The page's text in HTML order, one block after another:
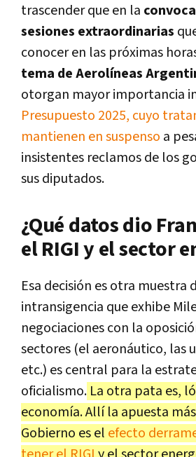
trascender que en la
sesiones extraordinarias
conocer en las próximas
tema de Aerolíneas
otorgan mayor importancia
Presupuesto 2025, cuyo
mantienen en suspenso a
insistentes reclamos de los
sus diputados.
¿Qué datos dio
el RIGI y el sector
Esa decisión es otra muestra
intransigencia que exhibe
negociaciones con la
sectores (el aeronáutico, las
etc.) es central para la
oficialismo. La otra pata es,
economía. Allí la apuesta
Gobierno es el efecto